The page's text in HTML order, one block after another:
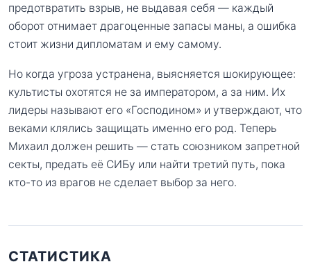
предотвратить взрыв, не выдавая себя — каждый
оборот отнимает драгоценные запасы маны, а ошибка
стоит жизни дипломатам и ему самому.
Но когда угроза устранена, выясняется шокирующее:
культисты охотятся не за императором, а за ним. Их
лидеры называют его «Господином» и утверждают, что
веками клялись защищать именно его род. Теперь
Михаил должен решить — стать союзником запретной
секты, предать её СИБу или найти третий путь, пока
кто-то из врагов не сделает выбор за него.
СТАТИСТИКА